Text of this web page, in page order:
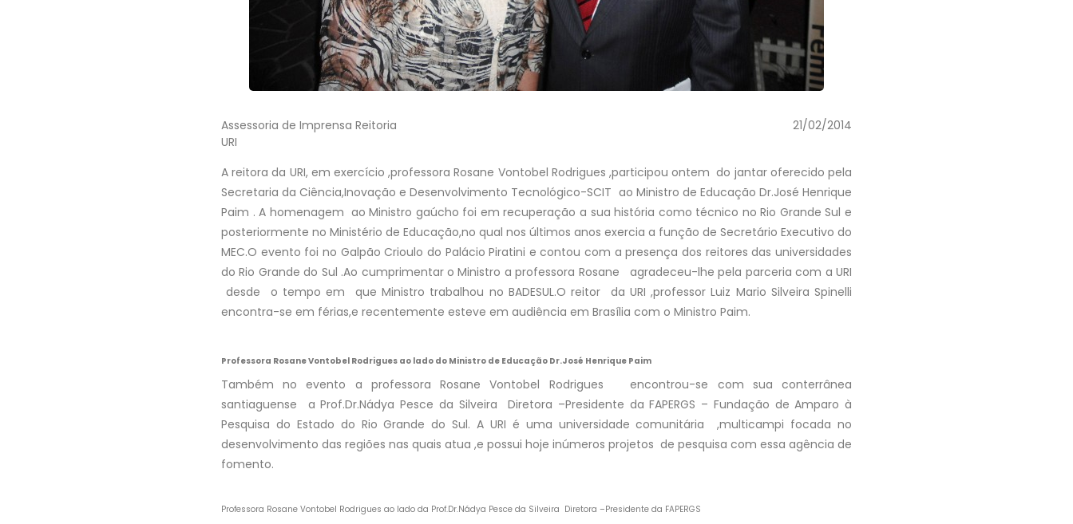
Assessoria de Imprensa Reitoria
URI
21/02/2014
A reitora da URI, em exercício ,professora Rosane Vontobel Rodrigues ,participou ontem do jantar oferecido pela
Secretaria da Ciência,Inovação e Desenvolvimento Tecnológico-SCIT ao Ministro de Educação Dr.José Henrique
Paim . A homenagem ao Ministro gaúcho foi em recuperação a sua história como técnico no Rio Grande Sul e
posteriormente no Ministério de Educação,no qual nos últimos anos exercia a função de Secretário Executivo do
MEC.O evento foi no Galpão Crioulo do Palácio Piratini e contou com a presença dos reitores das universidades
do Rio Grande do Sul .Ao cumprimentar o Ministro a professora Rosane agradeceu-lhe pela parceria com a URI
desde o tempo em que Ministro trabalhou no BADESUL.O reitor da URI ,professor Luiz Mario Silveira Spinelli
encontra-se em férias,e recentemente esteve em audiência em Brasília com o Ministro Paim.
Professora Rosane Vontobel Rodrigues ao lado do Ministro de Educação Dr.José Henrique Paim
Também no evento a professora Rosane Vontobel Rodrigues encontrou-se com sua conterrânea
santiaguense a Prof.Dr.Nádya Pesce da Silveira Diretora –Presidente da FAPERGS – Fundação de Amparo à
Pesquisa do Estado do Rio Grande do Sul. A URI é uma universidade comunitária ,multicampi focada no
desenvolvimento das regiões nas quais atua ,e possui hoje inúmeros projetos de pesquisa com essa agência de
fomento.
Professora Rosane Vontobel Rodrigues ao lado da Prof.Dr.Nádya Pesce da Silveira Diretora –Presidente da FAPERGS